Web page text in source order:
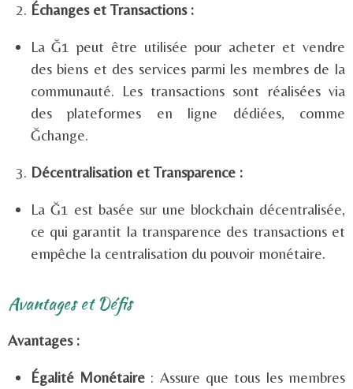
Échanges et Transactions :
La Ğ1 peut être utilisée pour acheter et vendre
des biens et des services parmi les membres de la
communauté. Les transactions sont réalisées via
des plateformes en ligne dédiées, comme
Ğchange.
Décentralisation et Transparence :
La Ğ1 est basée sur une blockchain décentralisée,
ce qui garantit la transparence des transactions et
empêche la centralisation du pouvoir monétaire.
Avantages et Défis
Avantages :
Égalité Monétaire: Assure que tous les membres